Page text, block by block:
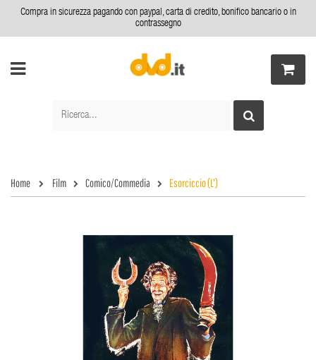
Compra in sicurezza pagando con paypal, carta di credito, bonifico bancario o in
contrassegno
Home Film Comico/Commedia Esorciccio (L')